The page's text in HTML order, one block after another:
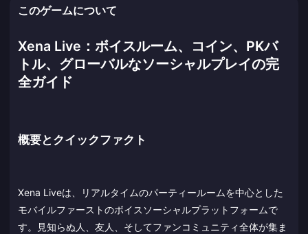
このゲームについて
Xena Live：ボイスルーム、コイン、PKバ
トル、グローバルなソーシャルプレイの完
全ガイド
概要とクイックファクト
Xena Liveは、リアルタイムのパーティールームを中心とした
モバイルファーストのボイスソーシャルプラットフォームで
す。見知らぬ人、友人、そしてファンコミュニティ全体が集ま